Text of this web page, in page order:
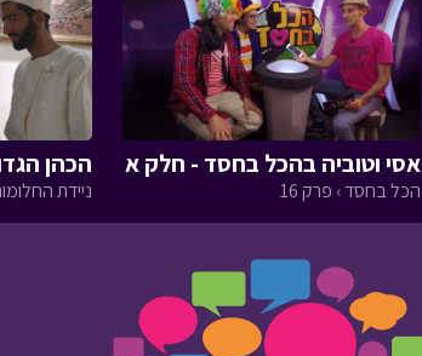
אסי וטוביה בהכל בחסד - חלק א
הכל בחסד › פרק 16
הכהן
ניידת